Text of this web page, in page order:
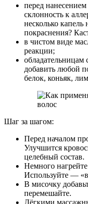
перед нанесением
склонность к
несколько
покраснения?
в чистом виде
реакции;
обладательницам
добавить любой
белок, коньяк,
Шаг за шагом:
Перед началом
Улучшится
целебный состав.
Немного
Используйте —
В мисочку
перемешайте.
Лёгкими